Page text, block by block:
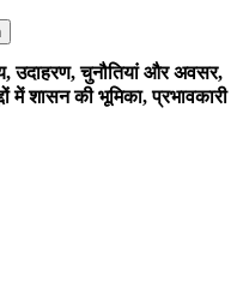
उदाहरण, चुनौतियां और अवसर,
में शासन की भूमिका, प्रभावकारी